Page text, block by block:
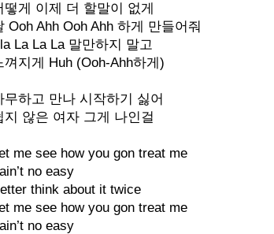
떻게 이제 더 할말이 없게
Ooh Ahh Ooh Ahh 하게 만들어줘
La La La 말만하지 말고
껴지게 Huh (Ooh-Ahh하게)
무하고 만나 시작하기 싫어
지 않은 여자 그게 나인걸
me see how you gon treat me
no easy
think about it twice
me see how you gon treat me
no easy